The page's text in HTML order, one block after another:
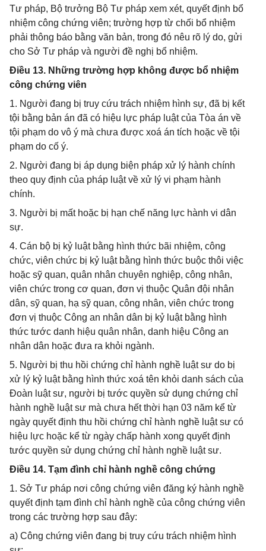
Tư pháp, Bộ trưởng Bộ Tư pháp xem xét, quyết định bổ
nhiệm công chứng viên; trường hợp từ chối bổ nhiệm
phải thông báo bằng văn bản, trong đó nêu rõ lý do, gửi
cho Sở Tư pháp và người đề nghị bổ nhiệm.
Điều 13. Những trường hợp không được bổ nhiệm
công chứng viên
1. Người đang bị truy cứu trách nhiệm hình sự, đã bị kết
tội bằng bản án đã có hiệu lực pháp luật của Tòa án về
tội phạm do vô ý mà chưa được xoá án tích hoặc về tội
phạm do cố ý.
2. Người đang bị áp dụng biện pháp xử lý hành chính
theo quy định của pháp luật về xử lý vi phạm hành
chính.
3. Người bị mất hoặc bị hạn chế năng lực hành vi dân
sự.
4. Cán bộ bị kỷ luật bằng hình thức bãi nhiệm, công
chức, viên chức bị kỷ luật bằng hình thức buộc thôi việc
hoặc sỹ quan, quân nhân chuyên nghiệp, công nhân,
viên chức trong cơ quan, đơn vị thuộc Quân đội nhân
dân, sỹ quan, hạ sỹ quan, công nhân, viên chức trong
đơn vị thuộc Công an nhân dân bị kỷ luật bằng hình
thức tước danh hiệu quân nhân, danh hiệu Công an
nhân dân hoặc đưa ra khỏi ngành.
5. Người bị thu hồi chứng chỉ hành nghề luật sư do bị
xử lý kỷ luật bằng hình thức xoá tên khỏi danh sách của
Đoàn luật sư, người bị tước quyền sử dụng chứng chỉ
hành nghề luật sư mà chưa hết thời hạn 03 năm kể từ
ngày quyết định thu hồi chứng chỉ hành nghề luật sư có
hiệu lực hoặc kể từ ngày chấp hành xong quyết định
tước quyền sử dụng chứng chỉ hành nghề luật sư.
Điều 14. Tạm đình chỉ hành nghề công chứng
1. Sở Tư pháp nơi công chứng viên đăng ký hành nghề
quyết định tạm đình chỉ hành nghề của công chứng viên
trong các trường hợp sau đây:
a) Công chứng viên đang bị truy cứu trách nhiệm hình